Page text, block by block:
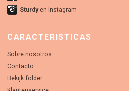
Sturdyen Instagram
CARACTERISTICAS
Sobre nosotros
Contacto
Bekijk folder